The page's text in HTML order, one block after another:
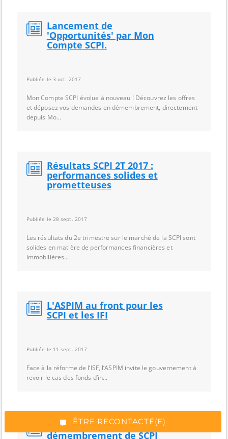
*Champs obligatoires
“Excellent”, 165 avis
ÊTRE RECONTACTÉ(E)
Lancement de
'Opportunités' par Mon
Compte SCPI.
Publiée le 3 oct. 2017
Mon Compte SCPI évolue à nouveau ! Découvrez les offres
et déposez vos demandes en démembrement, directement
depuis Mo...
Résultats SCPI 2T 2017 :
performances solides et
prometteuses
Publiée le 28 sept. 2017
Les résultats du 2e trimestre sur le marché de la SCPI sont
solides en matière de performances financières et
immobilières....
L'ASPIM au front pour les
SCPI et les IFI
Publiée le 11 sept. 2017
Face à la réforme de l’ISF, l’ASPIM invite le gouvernement à
revoir le cas des fonds d’in...
Actualités 2026 sur le
démembrement de SCPI